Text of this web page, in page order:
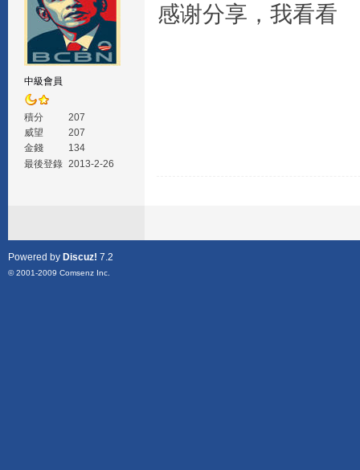
中級會員
積分
207
威望
207
金錢
134
最後登錄 2013-2-26
感谢分享，我看看
Powered by Discuz! 7.2
© 2001-2009 Comsenz Inc.